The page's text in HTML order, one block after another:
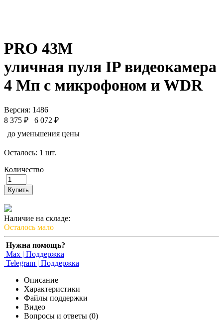
PRO 43M
уличная пуля IP видеокамера
4 Мп с микрофоном и WDR
Версия: 1486
8 375 ₽
6 072 ₽
до уменьшения цены
Осталось: 1 шт.
Количество
Купить
Наличие на складе:
Осталось мало
Нужна помощь?
Max | Поддержка
Telegram | Поддержка
Описание
Характеристики
Файлы поддержки
Видео
Вопросы и ответы (0)